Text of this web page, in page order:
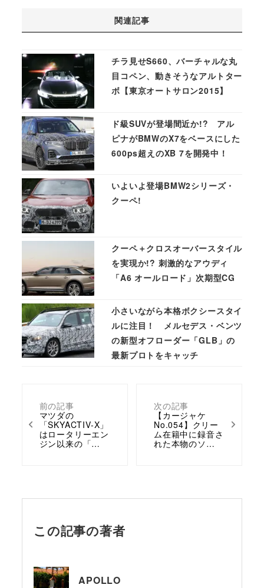
前の記事
マツダの
「SKYACTIV-X」
はロータリーエン
ジン以来の「…
次の記事
【カージャケ
No.054】クリー
ム在籍中に録音さ
れた本物のソ…
関連記事
チラ見せS660、バーチャルな丸
目コペン、動きそうなアルトター
ボ【東京オートサロン2015】
ド級SUVが登場間近か!? アル
ピナがBMWのX7をベースにした
600ps超えのXB 7を開発中！
いよいよ登場BMW2シリーズ・
クーペ!
クーペ＋クロスオーバースタイル
を実現か!? 刺激的なアウディ
「A6 オールロード」次期型CG
小さいながら本格ボクシースタイ
ルに注目！ メルセデス・ベンツ
の新型オフローダー「GLB」の
最新プロトをキャッチ
この記事の著者
APOLLO